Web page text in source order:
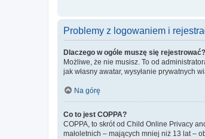
Problemy z logowaniem i
Dlaczego w ogóle muszę się rejestrować?
Możliwe, że nie musisz. To od
jak własny awatar, wysyłanie prywatnych
Na górę
Co to jest COPPA?
COPPA, to skrót od Child Online Privacy
małoletnich – mających mniej niż 13 lat –